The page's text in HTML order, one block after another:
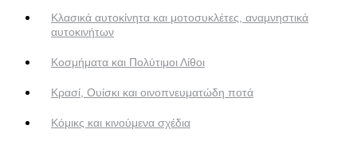
Κλασικά αυτοκίνητα και μοτοσυκλέτες, αναμνηστικά
αυτοκινήτων
Κοσμήματα και Πολύτιμοι Λίθοι
Κρασί, Ουίσκι και οινοπνευματώδη ποτά
Κόμικς και κινούμενα σχέδια